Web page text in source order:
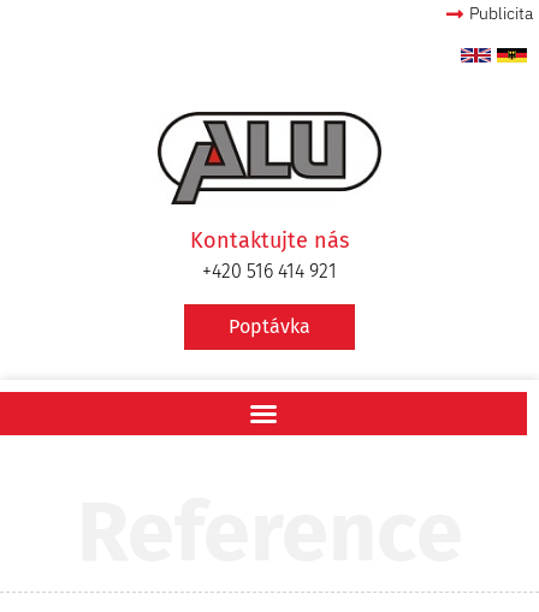
Publicita
Kontaktujte nás
+420 516 414 921
Poptávka